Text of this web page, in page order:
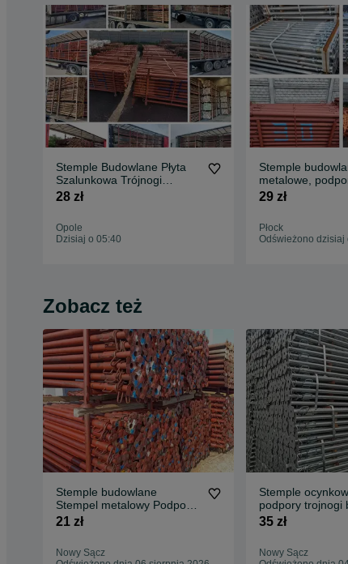
Stemple Budowlane Płyta
Szalunkowa Trójnogi
Głowice Dźwigar h 20 Żabki
28 zł
Opole
Dzisiaj o 05:40
Stemple
metalowe,
Szalunki
szalunkowa dzwigary belki
legary h20
29 zł
Płock
Odświeżono dzisiaj
Zobacz też
Stemple budowlane
Stempel metalowy Podpora
stalowa Szalunek stropowy
21 zł
Nowy Sącz
Stemple
podpory trojnogi
glowice dzwigary
35 zł
Nowy Sącz